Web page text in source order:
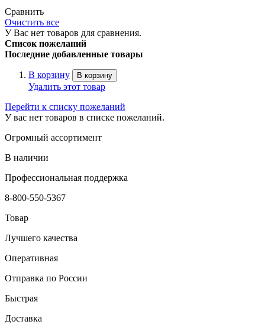
Сравнить
Очистить все
У Вас нет товаров для сравнения.
Список пожеланий
Последние добавленные товары
В корзину В корзину
Удалить этот товар
Перейти к списку пожеланий
У вас нет товаров в списке пожеланий.
Огромный ассортимент
В наличии
Профессиональная поддержка
8-800-550-5367
Товар
Лучшего качества
Оперативная
Отправка по России
Быстрая
Доставка